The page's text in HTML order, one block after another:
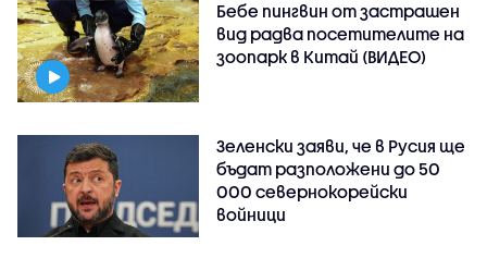
Бебе пингвин от застрашен
вид радва посетителите на
зоопарк в Китай (ВИДЕО)
Зеленски заяви, че в Русия ще
бъдат разположени до 50
000 севернокорейски
войници